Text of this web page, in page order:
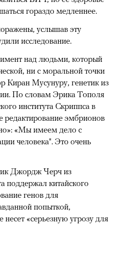
гораздо медленнее.
услышав эту
исследование.
над людьми, который
ни с моральной точки
Киран Мусунуру, генетик из
По словам Эрика Тополя
института Скриппса в
редактирование эмбрионов
«Мы имеем дело с
человека". Это очень
Джордж Черч из
поддержал китайского
генов для
попыткой,
несет «серьезную угрозу для